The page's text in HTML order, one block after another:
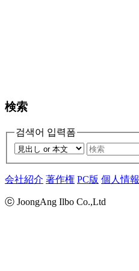
検索
검색어 입력폼
会社紹介 著作権 PC版 個人情報
ⓒ JoongAng Ilbo Co.,Ltd